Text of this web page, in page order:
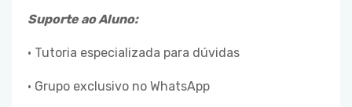
Suporte ao Aluno:
• Tutoria especializada para dúvidas
• Grupo exclusivo no WhatsApp